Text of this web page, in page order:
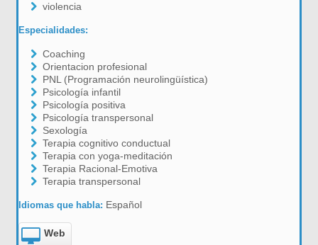
violencia
Especialidades:
Coaching
Orientacion profesional
PNL (Programación neurolingüística)
Psicología infantil
Psicología positiva
Psicología transpersonal
Sexología
Terapia cognitivo conductual
Terapia con yoga-meditación
Terapia Racional-Emotiva
Terapia transpersonal
Idiomas que habla: Español
Web